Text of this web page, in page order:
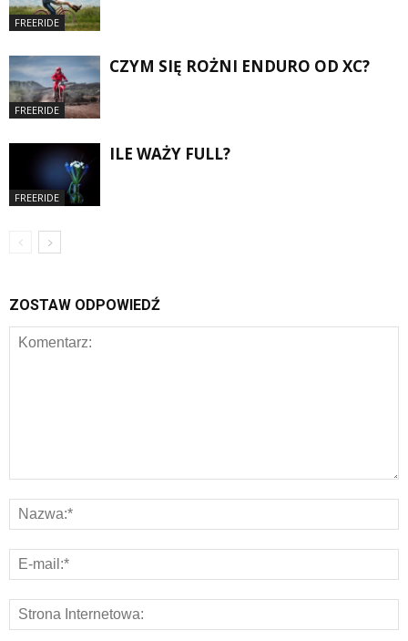
FREERIDE
FREERIDE
CZYM SIĘ ROŻNI ENDURO OD XC?
FREERIDE
ILE WAŻY FULL?
ZOSTAW ODPOWIEDŹ